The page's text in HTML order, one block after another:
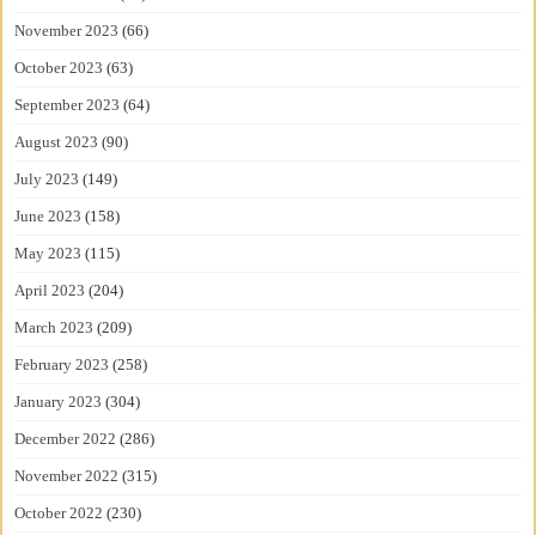
November 2023 (66)
October 2023 (63)
September 2023 (64)
August 2023 (90)
July 2023 (149)
June 2023 (158)
May 2023 (115)
April 2023 (204)
March 2023 (209)
February 2023 (258)
January 2023 (304)
December 2022 (286)
November 2022 (315)
October 2022 (230)